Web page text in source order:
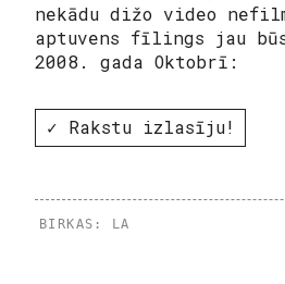
nekādu dižo video
aptuvens fīlings jau
2008. gada Oktobrī:
✓ Rakstu izlasīju!
BIRKAS: LA